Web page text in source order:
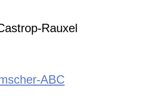
Rauxel
ABC